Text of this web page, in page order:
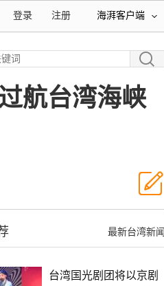
海湃客户端
注册
登录
航台湾海峡
最新台湾新闻
台湾国光剧团将以京剧